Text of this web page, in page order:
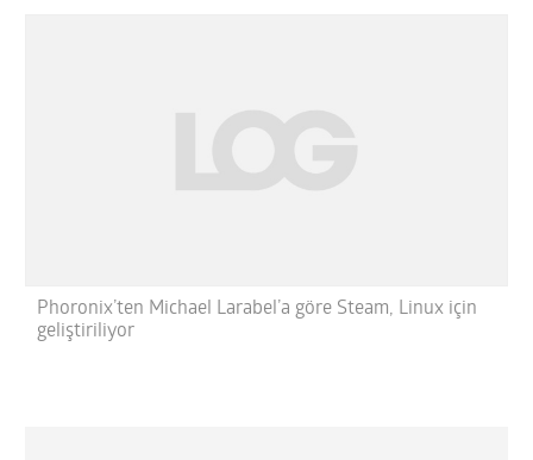
Phoronix’ten Michael Larabel’a göre Steam, Linux için
geliştiriliyor